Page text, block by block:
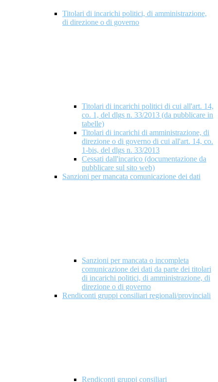
Titolari di incarichi politici, di amministrazione,
di direzione o di governo
Titolari di incarichi politici di cui all'art. 14,
co. 1, del dlgs n. 33/2013 (da pubblicare in
tabelle)
Titolari di incarichi di amministrazione, di
direzione o di governo di cui all'art. 14, co.
1-bis, del dlgs n. 33/2013
Cessati dall'incarico (documentazione da
pubblicare sul sito web)
Sanzioni per mancata comunicazione dei dati
Sanzioni per mancata o incompleta
comunicazione dei dati da parte dei titolari
di incarichi politici, di amministrazione, di
direzione o di governo
Rendiconti gruppi consiliari regionali/provinciali
Rendiconti gruppi consiliari